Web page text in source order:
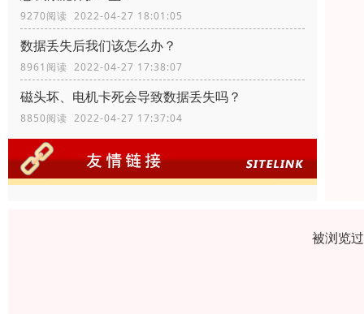
9270阅读 2022-04-27 18:01:05
数据丢失后我们该怎么办？
8961阅读 2022-04-27 17:38:07
磁头坏、电机卡死会导致数据丢失吗？
8850阅读 2022-04-27 17:37:04
被浏览